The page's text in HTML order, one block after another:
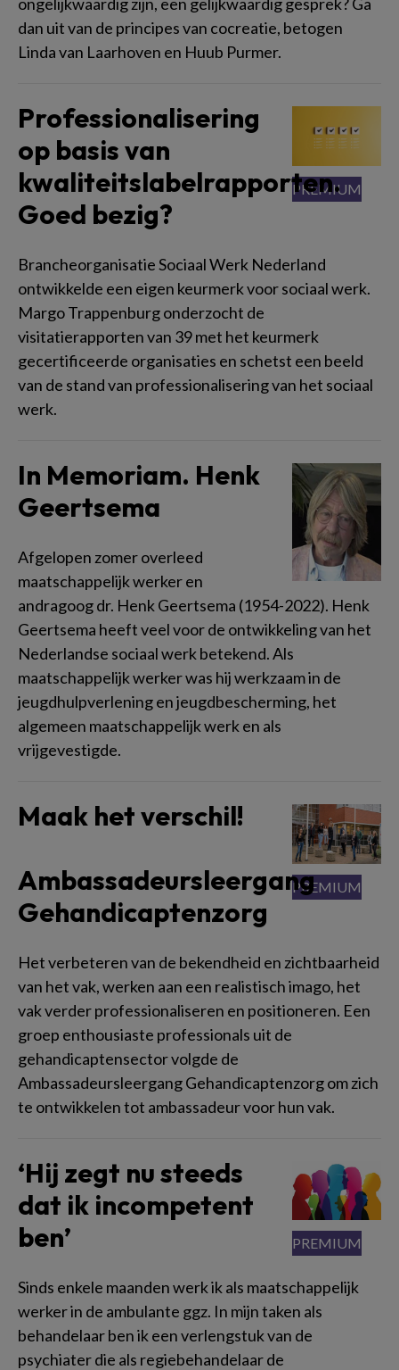
dan uit van de principes van cocreatie, betogen
Linda van Laarhoven en Huub Purmer.
Professionalisering
op basis van
kwaliteitslabelrapporten.
Goed bezig?
Brancheorganisatie Sociaal Werk Nederland
ontwikkelde een eigen keurmerk voor sociaal werk.
Margo Trappenburg onderzocht de
visitatierapporten van 39 met het keurmerk
gecertificeerde organisaties en schetst een beeld
van de stand van professionalisering van het sociaal
werk.
In Memoriam. Henk
Geertsema
Afgelopen zomer overleed
maatschappelijk werker en
andragoog dr. Henk Geertsema (1954-2022). Henk
Geertsema heeft veel voor de ontwikkeling van het
Nederlandse sociaal werk betekend. Als
maatschappelijk werker was hij werkzaam in de
jeugdhulpverlening en jeugdbescherming, het
algemeen maatschappelijk werk en als
vrijgevestigde.
Maak het verschil!
Ambassadeursleergang
Gehandicaptenzorg
Het verbeteren van de bekendheid en zichtbaarheid
van het vak, werken aan een realistisch imago, het
vak verder professionaliseren en positioneren. Een
groep enthousiaste professionals uit de
gehandicaptensector volgde de
Ambassadeursleergang Gehandicaptenzorg om zich
te ontwikkelen tot ambassadeur voor hun vak.
‘Hij zegt nu steeds
dat ik incompetent
ben’
Sinds enkele maanden werk ik als maatschappelijk
werker in de ambulante ggz. In mijn taken als
behandelaar ben ik een verlengstuk van de
psychiater die als regiebehandelaar de